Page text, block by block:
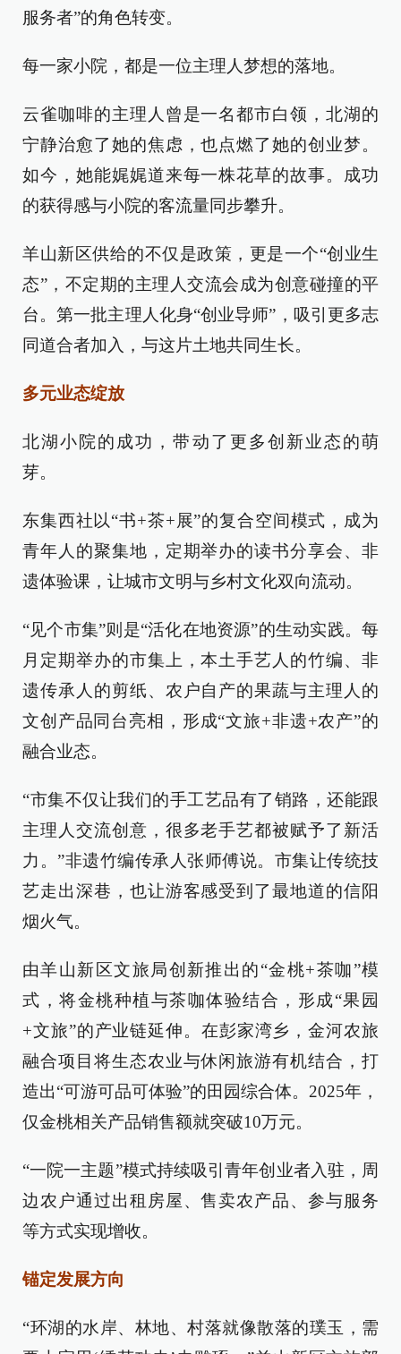
服务者”的角色转变。
每一家小院，都是一位主理人梦想的落地。
云雀咖啡的主理人曾是一名都市白领，北湖的
宁静治愈了她的焦虑，也点燃了她的创业梦。
如今，她能娓娓道来每一株花草的故事。成功
的获得感与小院的客流量同步攀升。
羊山新区供给的不仅是政策，更是一个“创业生
态”，不定期的主理人交流会成为创意碰撞的平
台。第一批主理人化身“创业导师”，吸引更多志
同道合者加入，与这片土地共同生长。
多元业态绽放
北湖小院的成功，带动了更多创新业态的萌
芽。
东集西社以“书+茶+展”的复合空间模式，成为
青年人的聚集地，定期举办的读书分享会、非
遗体验课，让城市文明与乡村文化双向流动。
“见个市集”则是“活化在地资源”的生动实践。每
月定期举办的市集上，本土手艺人的竹编、非
遗传承人的剪纸、农户自产的果蔬与主理人的
文创产品同台亮相，形成“文旅+非遗+农产”的
融合业态。
“市集不仅让我们的手工艺品有了销路，还能跟
主理人交流创意，很多老手艺都被赋予了新活
力。”非遗竹编传承人张师傅说。市集让传统技
艺走出深巷，也让游客感受到了最地道的信阳
烟火气。
由羊山新区文旅局创新推出的“金桃+茶咖”模
式，将金桃种植与茶咖体验结合，形成“果园
+文旅”的产业链延伸。在彭家湾乡，金河农旅
融合项目将生态农业与休闲旅游有机结合，打
造出“可游可品可体验”的田园综合体。2025年，
仅金桃相关产品销售额就突破10万元。
“一院一主题”模式持续吸引青年创业者入驻，周
边农户通过出租房屋、售卖农产品、参与服务
等方式实现增收。
锚定发展方向
“环湖的水岸、林地、村落就像散落的璞玉，需